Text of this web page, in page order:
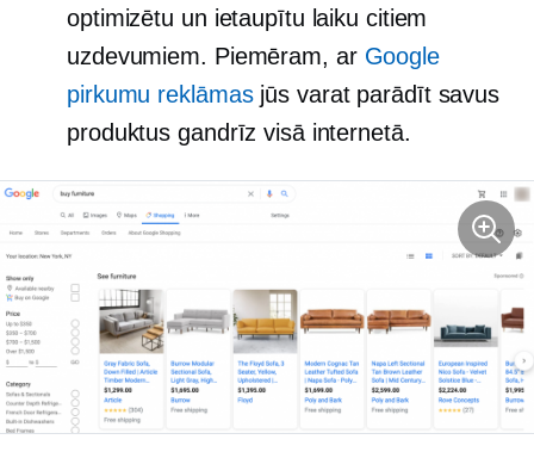
optimizētu un ietaupītu laiku citiem
uzdevumiem. Piemēram, ar Google
pirkumu reklāmasjūs varat parādīt savus
produktus gandrīz visā internetā.